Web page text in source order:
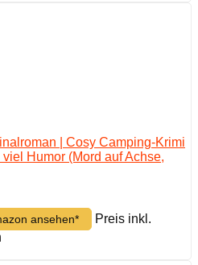
| Cosy Camping-Krimi
Humor (Mord auf Achse,
ansehen*
Preis inkl.